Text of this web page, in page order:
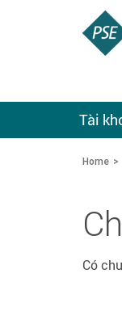
Tài
Home
Có